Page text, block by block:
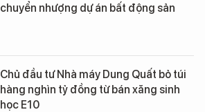
chuyển nhượng dự án bất động sản
Chủ đầu tư Nhà máy Dung Quất bỏ túi
hàng nghìn tỷ đồng từ bán xăng sinh
học E10